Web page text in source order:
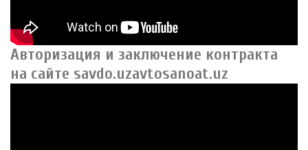
Авторизация и заключение контракта
на сайте savdo.uzavtosanoat.uz